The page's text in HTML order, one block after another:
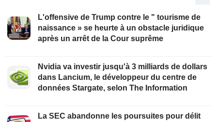
L'offensive de Trump contre le " tourisme de
naissance » se heurte à un obstacle juridique
après un arrêt de la Cour suprême
Nvidia va investir jusqu'à 3 milliards de dollars
dans Lancium, le développeur du centre de
données Stargate, selon The Information
La SEC abandonne les poursuites pour délit